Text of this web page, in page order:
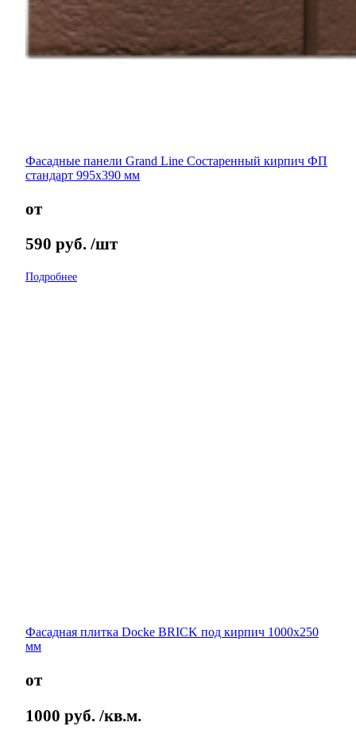
Фасадные панели Grand Line Состаренный кирпич ФП
стандарт 995х390 мм
от
590 руб. /шт
Подробнее
Фасадная плитка Docke BRICK под кирпич 1000х250
мм
от
1000 руб. /кв.м.